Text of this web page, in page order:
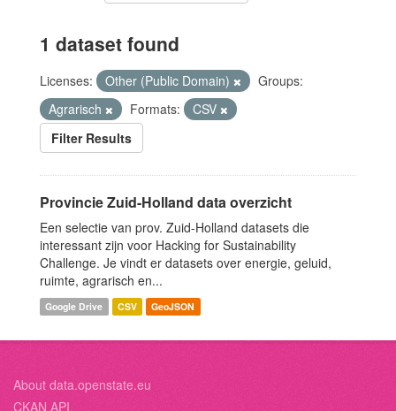
1 dataset found
Licenses: Other (Public Domain)
Groups:
Agrarisch
Formats:
CSV
Filter Results
Provincie Zuid-Holland data overzicht
Een selectie van prov. Zuid-Holland datasets die
interessant zijn voor Hacking for Sustainability
Challenge. Je vindt er datasets over energie, geluid,
ruimte, agrarisch en...
Google Drive CSV GeoJSON
About data.openstate.eu
CKAN API